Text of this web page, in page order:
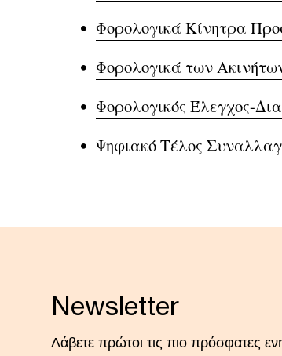
Φορολογικά Κίνητρα
Φορολογικά των
Φορολογικός Έλεγχος-
Ψηφιακό Τέλος
Newsletter
Λάβετε πρώτοι τις πιο πρόσφατες